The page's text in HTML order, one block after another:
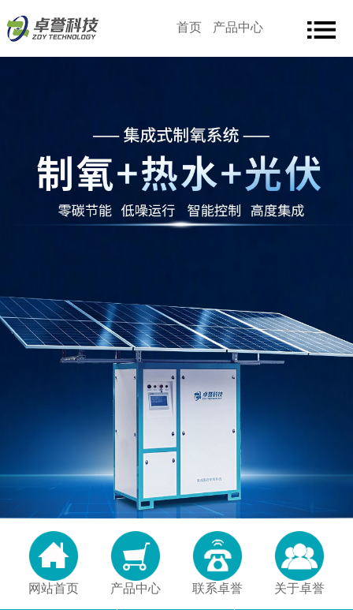
首页 产品中心
网站首页 产品中心 联系卓誉 关于卓誉